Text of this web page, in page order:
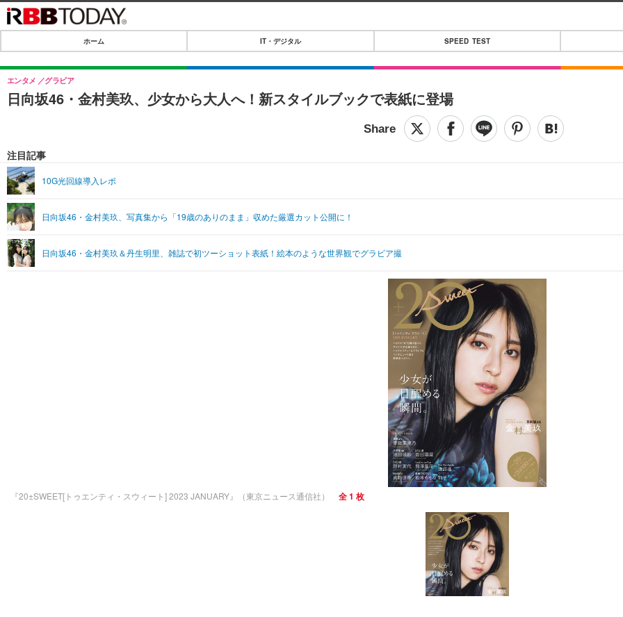
IT・デジタル
IT・デジタルTOP
SPEED TEST
音楽
ライフ
ペット
その他
リリース一覧
プッシュ通知の停止方法
ホーム IT・デジタル SPEED TEST
日向坂46・金村美玖、少女から大人へ！新スタイルブックで表紙に登場
エンタメ グラビア
注目記事
10G光回線導入レポ
日向坂46・金村美玖、写真集から「19歳のありのまま」収めた厳選カット公開に！
日向坂46・金村美玖＆丹生明里、雑誌で初ツーショット表紙！絵本のような世界観でグラビア撮
『20±SWEET[トゥエンティ・スウィート] 2023 JANUARY』（東京ニュース通信社） 全 1 枚